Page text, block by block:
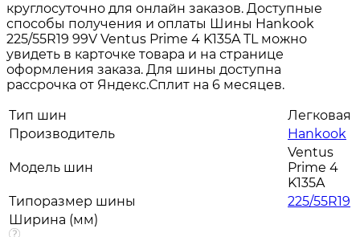
круглосуточно для онлайн заказов. Доступные
способы получения и оплаты Шины Hankook
225/55R19 99V Ventus Prime 4 K135A TL можно
увидеть в карточке товара и на странице
оформления заказа. Для шины доступна
рассрочка от Яндекс.Сплит на 6 месяцев.
Тип шин
Легковая
Производитель
Hankook
Модель шин
Ventus
Prime 4
K135A
Типоразмер шины
225/55R19
Ширина (мм)